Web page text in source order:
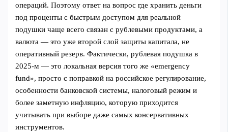
операций. Поэтому ответ на вопрос где хранить деньги
под проценты с быстрым доступом для реальной
подушки чаще всего связан с рублевыми продуктами, а
валюта — это уже второй слой защиты капитала, не
оперативный резерв. Фактически, рублевая подушка в
2025‑м — это локальная версия того же «emergency
fund», просто с поправкой на российское регулирование,
особенности банковской системы, налоговый режим и
более заметную инфляцию, которую приходится
учитывать при выборе даже самых консервативных
инструментов.